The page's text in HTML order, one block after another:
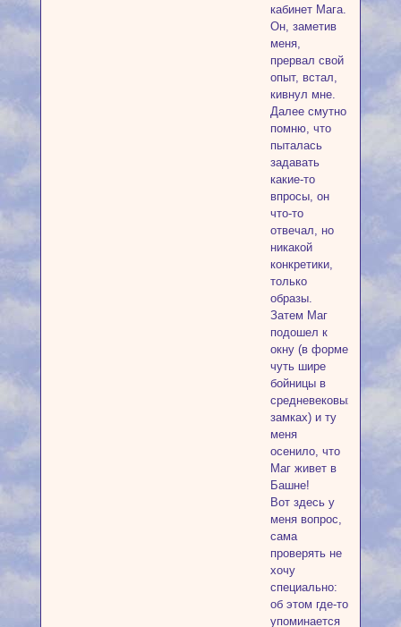
кабинет Мага.
Он, заметив
меня,
прервал свой
опыт, встал,
кивнул мне.
Далее смутно
помню, что
пыталась
задавать
какие-то
впросы, он
что-то
отвечал, но
никакой
конкретики,
только
образы.
Затем Маг
подошел к
окну (в форме
чуть шире
бойницы в
средневековых
замках) и ту
меня
осенило, что
Маг живет в
Башне!
Вот здесь у
меня вопрос,
сама
проверять не
хочу
специально:
об этом где-то
упоминается